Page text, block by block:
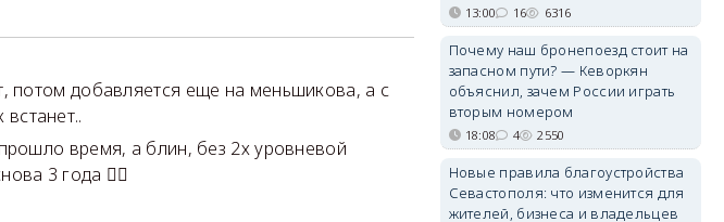
потом добавляется еще на меньшикова, а с
время, а блин, без 2х уровневой
3 года 🤦‍♂️
13:00 16 6316
Почему наш бронепоезд стоит на
запасном пути? — Кеворкян
объяснил, зачем России играть
вторым номером
18:08 4 2550
Новые правила благоустройства
Севастополя: что изменится для
жителей, бизнеса и владельцев